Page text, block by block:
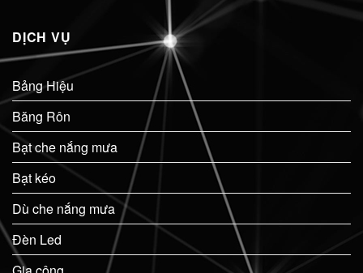
DỊCH VỤ
Bảng Hiệu
Băng Rôn
Bạt che nắng mưa
Bạt kéo
Dù che nắng mưa
Đèn Led